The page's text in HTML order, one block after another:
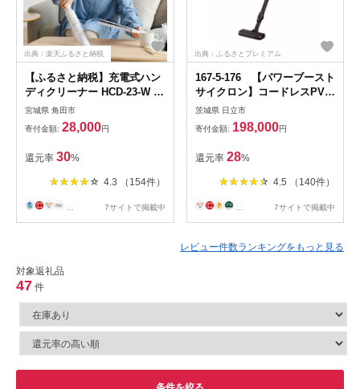
出典：楽天ふるさと納税
【ふるさと納税】充電式ハン
ディクリーナー HCD-23-W ホ
ワイト | 掃除機 ハンディクリ
ーナー 小型 コードレス 車 強
力 パワフル吸引 軽量 スリム
コンパクト 充電式 スタンド
ハンディ クリーナー 車用掃
除機 カークリーナー サイク
宮城県 角田市
寄付金額: 28,000円
還元率 30%
4.3 （154件）
7サイトで掲載中
出典：ふるさとプレミアム
167-5-176 【パワーブースト
サイクロン】コードレスPV-
BH900SM (K)【 コードレス
HITACHI 日立 家電 茨城県 日
立市】
茨城県 日立市
寄付金額: 198,000円
還元率 28%
4.5 （140件）
7サイトで掲載中
レビュー件数ランキングをもっと見る
対象返礼品
47 件